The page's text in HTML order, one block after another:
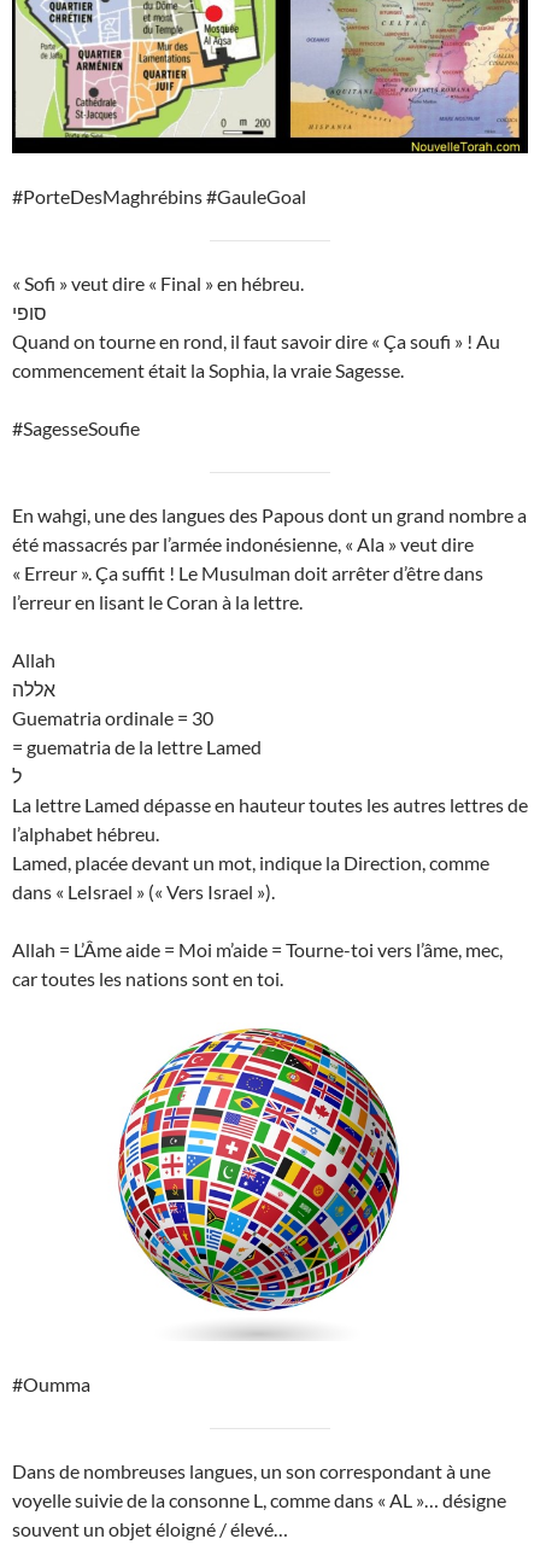
#PorteDesMaghrébins #GauleGoal
« Sofi » veut dire « Final » en hébreu.
סופי
Quand on tourne en rond, il faut savoir dire « Ça soufi » ! Au
commencement était la Sophia, la vraie Sagesse.
#SagesseSoufie
En wahgi, une des langues des Papous dont un grand nombre a
été massacrés par l’armée indonésienne, « Ala » veut dire
« Erreur ». Ça suffit ! Le Musulman doit arrêter d’être dans
l’erreur en lisant le Coran à la lettre.
Allah
אללה
Guematria ordinale = 30
= guematria de la lettre Lamed
ל
La lettre Lamed dépasse en hauteur toutes les autres lettres de
l’alphabet hébreu.
Lamed, placée devant un mot, indique la Direction, comme
dans « LeIsrael » (« Vers Israel »).
Allah = L’Âme aide = Moi m’aide = Tourne-toi vers l’âme, mec,
car toutes les nations sont en toi.
#Oumma
Dans de nombreuses langues, un son correspondant à une
voyelle suivie de la consonne L, comme dans « AL »… désigne
souvent un objet éloigné / élevé…